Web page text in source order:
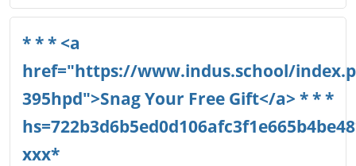
Email
* * * <a
href="https://www.indus.school/
395hpd">Snag Your Free Gift</a> * * *
ххх*